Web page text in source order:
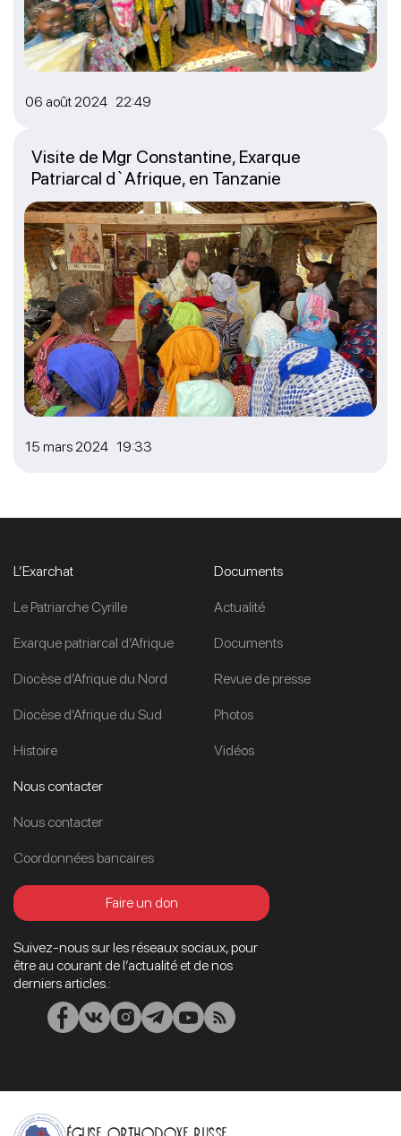
06 août 2024 22:49
15 mars 2024 19:33
Visite de Mgr Constantine, Exarque
Patriarcal d`Afrique, en Tanzanie
L’Exarchat
Le Patriarche Cyrille
Exarque patriarcal d’Afrique
Diocèse d’Afrique du Nord
Diocèse d’Afrique du Sud
Histoire
Documents
Actualité
Documents
Revue de presse
Photos
Vidéos
Nous contacter
Nous contacter
Coordonnées bancaires
Faire un don
Suivez-nous sur les réseaux sociaux, pour
être au courant de l’actualité et de nos
derniers articles.:
Église orthodoxe russe